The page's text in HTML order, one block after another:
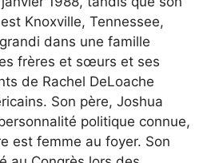
Knoxville, Tennessee,
dans une famille
frères et sœurs et ses
de Rachel DeLoache
Son père, Joshua
politique connue,
est femme au foyer. Son